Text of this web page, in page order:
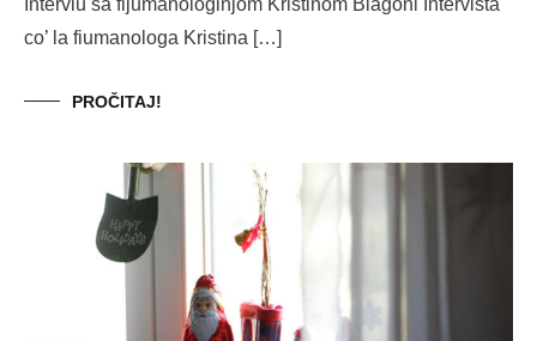
Interviu sa fijumanologinjom Kristinom Blagoni Intervista
co’ la fiumanologa Kristina […]
PROČITAJ!